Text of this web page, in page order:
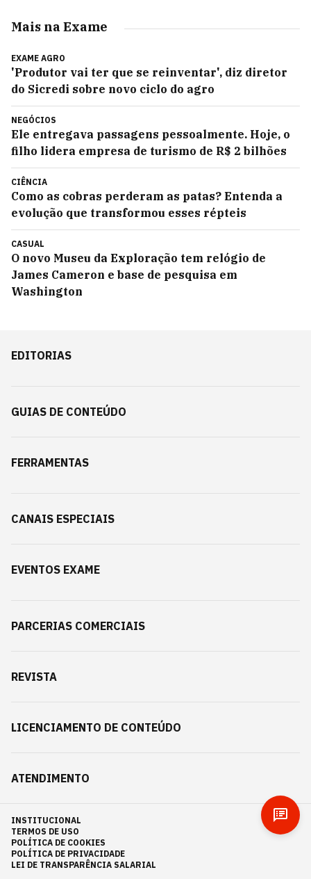
Mais na Exame
EXAME AGRO
'Produtor vai ter que se reinventar', diz diretor
do Sicredi sobre novo ciclo do agro
NEGÓCIOS
Ele entregava passagens pessoalmente. Hoje, o
filho lidera empresa de turismo de R$ 2 bilhões
CIÊNCIA
Como as cobras perderam as patas? Entenda a
evolução que transformou esses répteis
CASUAL
O novo Museu da Exploração tem relógio de
James Cameron e base de pesquisa em
Washington
EDITORIAS
GUIAS DE CONTEÚDO
FERRAMENTAS
CANAIS ESPECIAIS
EVENTOS EXAME
PARCERIAS COMERCIAIS
REVISTA
LICENCIAMENTO DE CONTEÚDO
ATENDIMENTO
INSTITUCIONAL
TERMOS DE USO
POLÍTICA DE COOKIES
POLÍTICA DE PRIVACIDADE
LEI DE TRANSPARÊNCIA SALARIAL